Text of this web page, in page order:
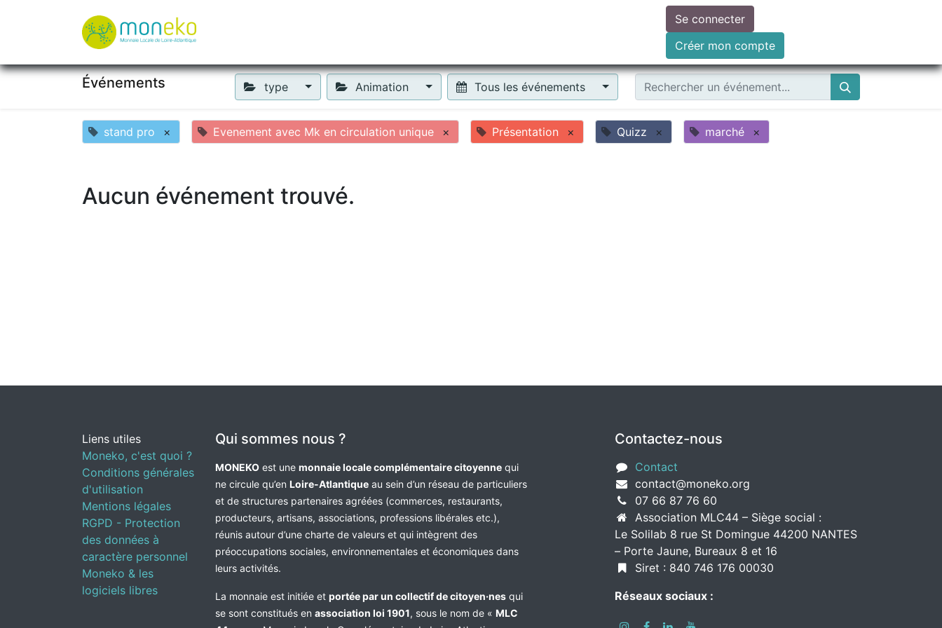
Faire un don
Se connecter
Créer mon compte
Événements type Animation Tous les événements
stand pro × Evenement avec Mk en circulation unique × Présentation × Quizz × marché ×
Aucun événement trouvé.
Liens utiles
Moneko, c'est quoi ?
Conditions générales
d'utilisation
Mentions légales
RGPD - Protection
des données à
caractère personnel
Moneko & les
logiciels libres
Qui sommes nous ?
MONEKO est une monnaie locale complémentaire citoyenne qui
ne circule qu’en Loire-Atlantique au sein d’un réseau de particuliers
et de structures partenaires agréées (commerces, restaurants,
producteurs, artisans, associations, professions libérales etc.),
réunis autour d’une charte de valeurs et qui intègrent des
préoccupations sociales, environnementales et économiques dans
leurs activités.
La monnaie est initiée et portée par un collectif de citoyen·nes qui
se sont constitués en association loi 1901, sous le nom de « MLC
Contactez-nous
Contact
contact@moneko.org
07 66 87 76 60
Association MLC44 – Siège social :
Le Solilab 8 rue St Domingue 44200 NANTES
– Porte Jaune, Bureaux 8 et 16
Siret : 840 746 176 00030
Réseaux sociaux :